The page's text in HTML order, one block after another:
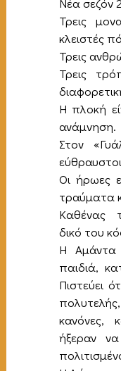
Τρεις
κλειστές
Τρεις
Τρεις
Η πλοκή
ανάμνηση.
Στον
Οι ήρωες
τραύματα
Καθένας
δικό του
Η
παιδιά,
Πιστεύει
κανόνες,
ήξεραν